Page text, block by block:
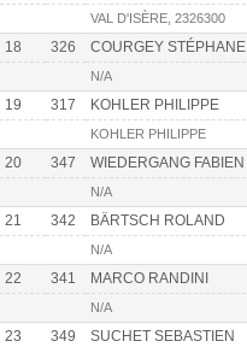
VAL D'ISÈRE, 2326300
18 326 COURGEY STÉPHANE
N/A
19 317 KOHLER PHILIPPE
KOHLER PHILIPPE
20 347 WIEDERGANG FABIEN
N/A
21 342 BÄRTSCH ROLAND
N/A
22 341 MARCO RANDINI
N/A
23 349 SUCHET SEBASTIEN